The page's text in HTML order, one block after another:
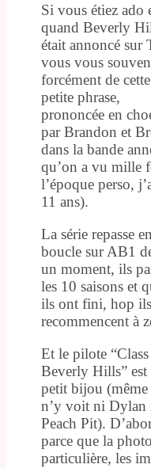
Si vous étiez ado
quand Beverly
était annoncé sur
vous vous
forcément de cette
petite phrase,
prononcée en
par Brandon et
dans la bande
qu’on a vu mille
l’époque perso,
11 ans).
La série repasse en
boucle sur AB1
un moment, ils
les 10 saisons et
ils ont fini, hop ils
recommencent à
Et le pilote
Beverly Hills” est
petit bijou (même
n’y voit ni Dylan
Peach Pit).
parce que la
particulière, les